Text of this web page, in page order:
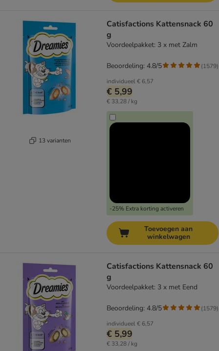
13 varianten
Catisfactions Kattensnack 60
g
Voordeelpakket: 3 x met Zalm
individueel€ 6,57
€ 5,99
€ 33,28 / kg
-25% Extra korting activeren
Beoordeling: 4.8/5 (1579)
Toevoegen aan
winkelwagen
Catisfactions Kattensnack 60
g
Voordeelpakket: 3 x met Eend
individueel€ 6,57
€ 5,99
€ 33,28 / kg
Beoordeling: 4.8/5 (1579)